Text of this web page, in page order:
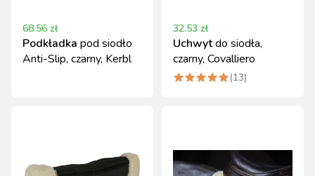
68.56 zł
Podkładka pod siodło
Anti-Slip, czarny, Kerbl
32.53 zł
Uchwytdo siodła,
czarny, Covalliero
(13)